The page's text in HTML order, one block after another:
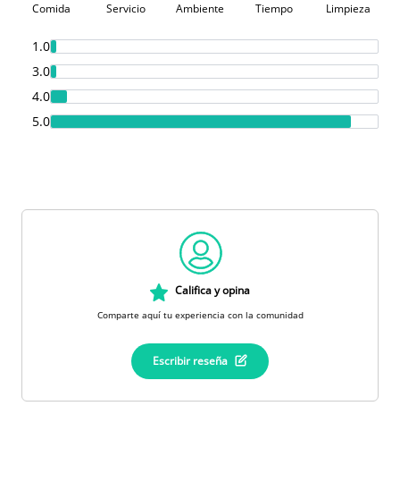
Comida Servicio Ambiente Tiempo Limpieza
1.0
3.0
4.0
5.0
Califica y opina
Comparte aquí tu experiencia con la comunidad
Escribir reseña